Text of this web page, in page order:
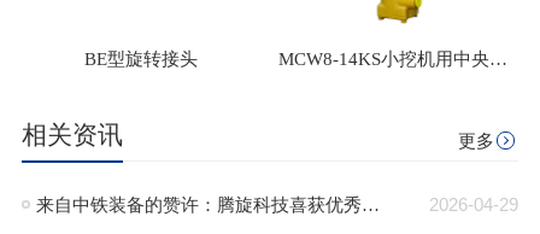
BE型旋转接头 MCW8-14KS小挖机用中央回转接头
相关资讯 更多
2026-04-29
来自中铁装备的赞许：腾旋科技喜获优秀供应商奖+质量标杆奖